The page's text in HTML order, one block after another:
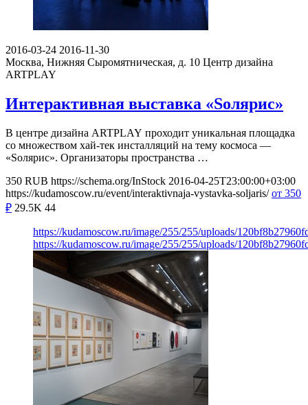
2016-03-24 2016-11-30
Москва, Нижняя Сыромятническая, д. 10 Центр дизайна
ARTPLAY
Интерактивная выставка «Sолярис»
В центре дизайна ARTPLAY проходит уникальная площадка
со множеством хай-тек инсталляций на тему космоса —
«Sолярис». Организаторы пространства …
350 RUB https://schema.org/InStock 2016-04-25T23:00:00+03:00
https://kudamoscow.ru/event/interaktivnaja-vystavka-soljaris/ от 350
₽ 29.5K 44
https://kudamoscow.ru/image/255/255/uploads/
https://kudamoscow.ru/image/255/255/uploads/